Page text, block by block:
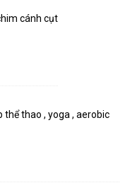
cánh cụt
thể thao , yoga , aerobic